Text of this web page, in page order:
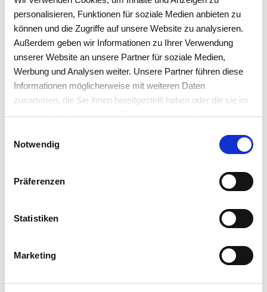
personalisieren, Funktionen für soziale Medien anbieten zu
können und die Zugriffe auf unsere Website zu analysieren.
Außerdem geben wir Informationen zu Ihrer Verwendung
unserer Website an unsere Partner für soziale Medien,
Werbung und Analysen weiter. Unsere Partner führen diese
Informationen möglicherweise mit weiteren Daten
zusammen, die Sie ihnen bereitgestellt haben oder die sie im
Rahmen Ihrer Nutzung der Dienste gesammelt haben. Sie
Datenschutzerklärung
Notwendig
Präferenzen
Statistiken
Marketing
und Sie haben immer den Überblick über die
Tagesabläufe. Termine und Kontakte werden dabei mit
Outlook synchronisiert.